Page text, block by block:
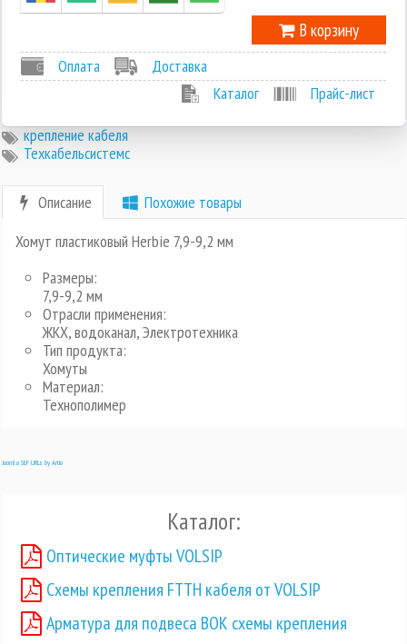
В корзину
Оплата
Доставка
Каталог
Прайс-лист
крепление кабеля
Техкабельсистемс
Описание
Похожие товары
Хомут пластиковый Herbie 7,9-9,2 мм
Размеры:
7,9-9,2 мм
Отрасли применения:
ЖКХ, водоканал, Электротехника
Тип продукта:
Хомуты
Материал:
Технополимер
Joomla SEF URLs by Artio
Каталог:
Оптические муфты VOLSIP
Схемы крепления FTTH кабеля от VOLSIP
Арматура для подвеса ВОК схемы крепления